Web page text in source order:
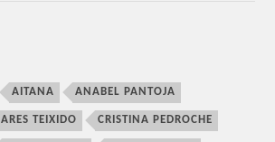
AITANA ANABEL PANTOJA
ARES TEIXIDO CRISTINA PEDROCHE